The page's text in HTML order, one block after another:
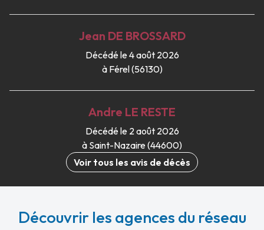
Jean DE BROSSARD
Décédé le 4 août 2026
à Férel (56130)
Andre LE RESTE
Décédé le 2 août 2026
à Saint-Nazaire (44600)
Voir tous les avis de décès
Découvrir les agences du réseau